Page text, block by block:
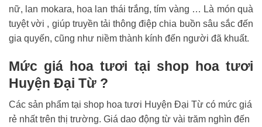
nữ, lan mokara, hoa lan thái trắng, tím vàng … Là món quà
tuyệt vời , giúp truyền tải thông điệp chia buồn sâu sắc đến
gia quyến, cũng như niềm thành kính đến người đã khuất.
Mức giá hoa tươi tại shop hoa tươi
Huyện Đại Từ ?
Các sản phẩm tại shop hoa tươi Huyện Đại Từ có mức giá
rẻ nhất trên thị trường. Giá dao động từ vài trăm nghìn đến